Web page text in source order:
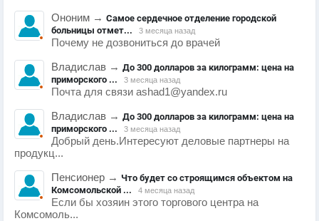
Ононим → Самое сердечное отделение городской
больницы отмет...
3 месяца назад
Почему не дозвониться до врачей
Владислав → До 300 долларов за килограмм: цена на
приморского ...
3 месяца назад
Почта для связи ashad1@yandex.ru
Владислав → До 300 долларов за килограмм: цена на
приморского ...
3 месяца назад
Добрый день.Интересуют деловые партнеры на
продукц...
Пенсионер → Что будет со строящимся объектом на
Комсомольской ...
4 месяца назад
Если бы хозяин этого торгового центра на
Комсомоль...